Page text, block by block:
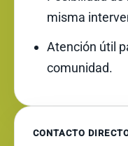
misma
Atención útil
comunidad.
CONTACTO